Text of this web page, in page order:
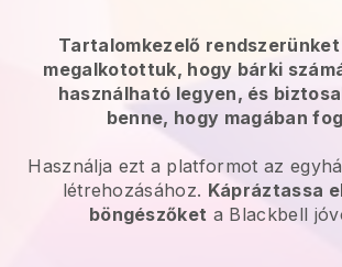
Tartalomkezelő
megalkotottuk, hogy bárki
használható legyen, és
benne, hogy magában
Használja ezt a platformot az
létrehozásához. Kápráztassa
böngészőket a Blackbell